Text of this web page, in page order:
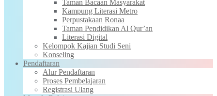
Taman Bacaan Masyarakat
Kampung Literasi Metro
Perpustakaan Ronaa
Taman Pendidikan Al Qur’an
Literasi Digital
Kelompok Kajian Studi Seni
Konseling
Pendaftaran
Alur Pendaftaran
Proses Pembelajaran
Registrasi Ulang